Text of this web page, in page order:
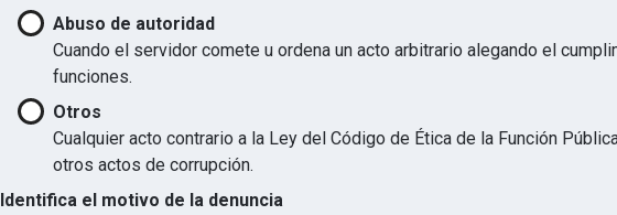
Abuso de autoridad
Cuando el servidor comete u ordena un acto arbitrario alegando el
funciones.
Otros
Cualquier acto contrario a la Ley del Código de Ética de la Función
otros actos de corrupción.
Identifica el motivo de la denuncia